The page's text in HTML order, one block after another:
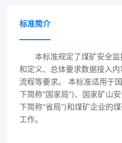
标准简介
本标准规定了煤矿安全
和定义、总体要求数据接入
流程等要求。 本标准适用于
下简称“国家局”)、国家矿山
下简称“省局”)和煤矿企业的
工作。